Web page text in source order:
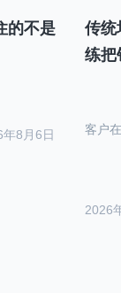
的不是
8月6日
传统
练把
2026
客户